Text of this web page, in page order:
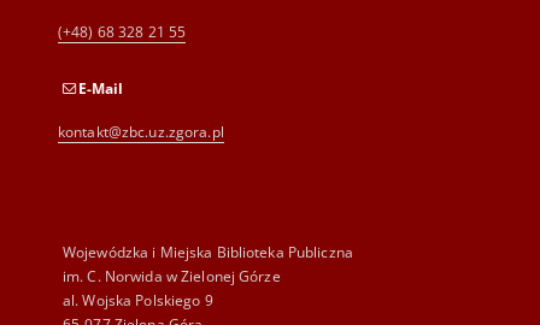
(+48) 68 328 21 55
E-Mail
kontakt@zbc.uz.zgora.pl
Wojewódzka i Miejska Biblioteka Publiczna
im. C. Norwida w Zielonej Górze
al. Wojska Polskiego 9